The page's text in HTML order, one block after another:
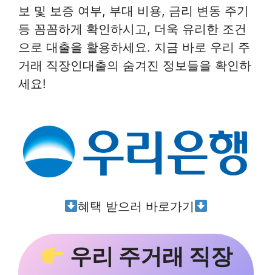
보 및 보증 여부, 부대 비용, 금리 변동 주기
등 꼼꼼하게 확인하시고, 더욱 유리한 조건
으로 대출을 활용하세요. 지금 바로 우리 주
거래 직장인대출의 숨겨진 정보들을 확인하
세요!
혜택 받으러 바로가기
우리 주거래 직장